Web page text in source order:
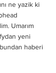
ne yazik ki
Umarım
yeni
haberi